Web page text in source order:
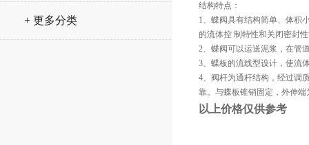
+ 更多分类
结构特点：
1、蝶阀具有结构简单、体积
的流体控 制特性和关闭密封
2、蝶阀可以运送泥浆，在管
3、蝶板的流线型设计，使流
4、阀杆为通杆结构，经过调
靠。与蝶板锥销固定，外伸
以上价格仅供参考